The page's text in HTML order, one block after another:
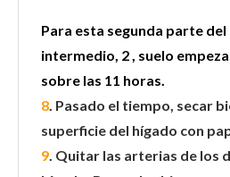
Para esta segunda parte
intermedio, 2 , suelo
sobre las 11 horas.
8. Pasado el tiempo, secar
superficie del hígado con
9. Quitar las arterias de los